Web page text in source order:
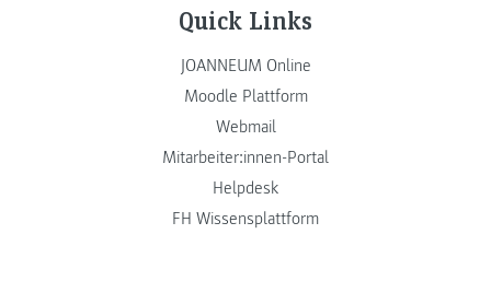
Quick Links
JOANNEUM Online
Moodle Plattform
Webmail
Mitarbeiter:innen-Portal
Helpdesk
FH Wissensplattform